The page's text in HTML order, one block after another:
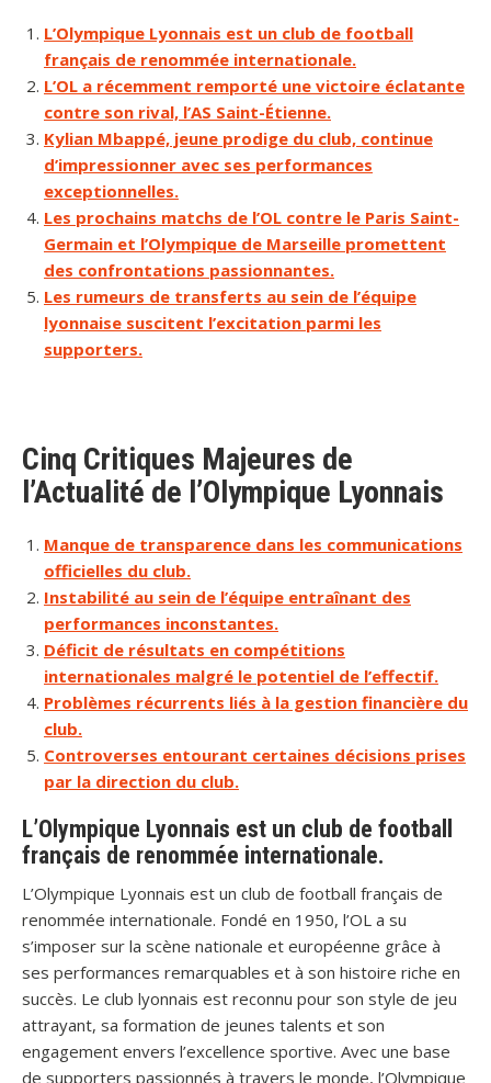
L’Olympique Lyonnais est un club de football
français de renommée internationale.
L’OL a récemment remporté une victoire éclatante
contre son rival, l’AS Saint-Étienne.
Kylian Mbappé, jeune prodige du club, continue
d’impressionner avec ses performances
exceptionnelles.
Les prochains matchs de l’OL contre le Paris Saint-
Germain et l’Olympique de Marseille promettent
des confrontations passionnantes.
Les rumeurs de transferts au sein de l’équipe
lyonnaise suscitent l’excitation parmi les
supporters.
Cinq Critiques Majeures de
l’Actualité de l’Olympique Lyonnais
Manque de transparence dans les communications
officielles du club.
Instabilité au sein de l’équipe entraînant des
performances inconstantes.
Déficit de résultats en compétitions
internationales malgré le potentiel de l’effectif.
Problèmes récurrents liés à la gestion financière du
club.
Controverses entourant certaines décisions prises
par la direction du club.
L’Olympique Lyonnais est un club de football
français de renommée internationale.
L’Olympique Lyonnais est un club de football français de
renommée internationale. Fondé en 1950, l’OL a su
s’imposer sur la scène nationale et européenne grâce à
ses performances remarquables et à son histoire riche en
succès. Le club lyonnais est reconnu pour son style de jeu
attrayant, sa formation de jeunes talents et son
engagement envers l’excellence sportive. Avec une base
de supporters passionnés à travers le monde, l’Olympique